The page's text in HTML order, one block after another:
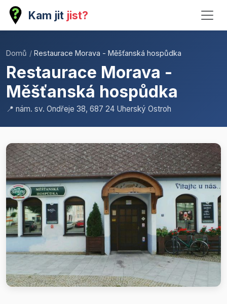
Kam jit jist?
Domů / Restaurace Morava - Měšťanská hospůdka
Restaurace Morava -
Měšťanská hospůdka
📍 nám. sv. Ondřeje 38, 687 24 Uherský Ostroh